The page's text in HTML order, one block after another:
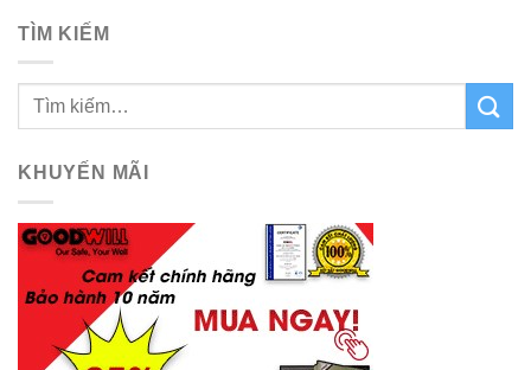
TÌM KIẾM
KHUYẾN MÃI